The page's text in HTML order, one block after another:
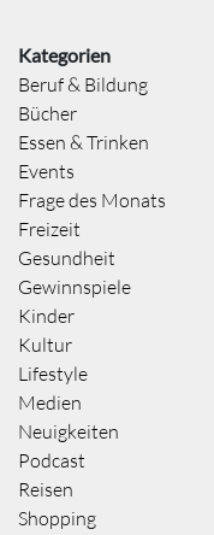
Kategorien
Beruf & Bildung
Bücher
Essen & Trinken
Events
Frage des Monats
Freizeit
Gesundheit
Gewinnspiele
Kinder
Kultur
Lifestyle
Medien
Neuigkeiten
Podcast
Reisen
Shopping